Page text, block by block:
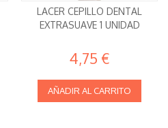
LACER CEPILLO DENTAL
EXTRASUAVE 1 UNIDAD
4,75 €
AÑADIR AL CARRITO